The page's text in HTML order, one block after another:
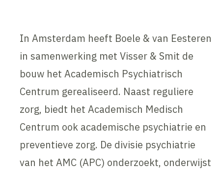
In Amsterdam heeft Boele & van Eesteren
in samenwerking met Visser & Smit de
bouw het Academisch Psychiatrisch
Centrum gerealiseerd. Naast reguliere
zorg, biedt het Academisch Medisch
Centrum ook academische psychiatrie en
preventieve zorg. De divisie psychiatrie
van het AMC (APC) onderzoekt, onderwijst